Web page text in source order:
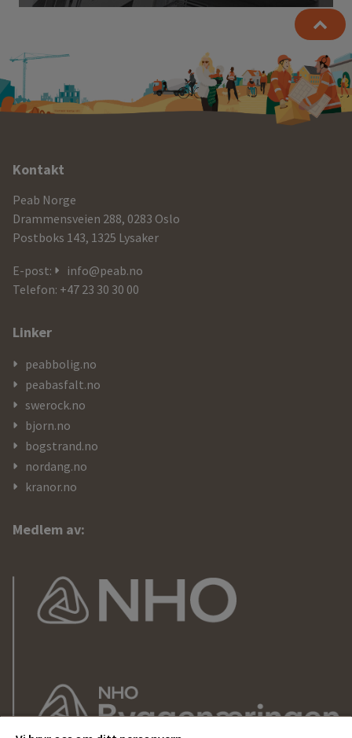
Ytterligere
informasjon
og
kontaktdetaljer
Kontakt
Peab Norge
Drammensveien 288, 0283 Oslo
Postboks 143, 1325 Lysaker
E-post:
info@peab.no
Telefon: +47 23 30 30 00
Linker
peabbolig.no
peabasfalt.no
swerock.no
bjorn.no
bogstrand.no
nordang.no
kranor.no
Medlem av: